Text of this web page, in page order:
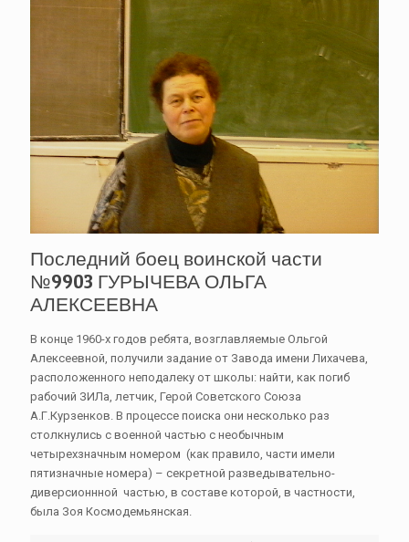
Последний боец воинской части
№9903 ГУРЫЧЕВА ОЛЬГА
АЛЕКСЕЕВНА
В конце 1960-х годов ребята, возглавляемые Ольгой
Алексеевной, получили задание от Завода имени Лихачева,
расположенного неподалеку от школы: найти, как погиб
рабочий ЗИЛа, летчик, Герой Советского Союза
А.Г.Курзенков. В процессе поиска они несколько раз
столкнулись с военной частью с необычным
четырехзначным номером (как правило, части имели
пятизначные номера) – секретной разведывательно-
диверсионнной частью, в составе которой, в частности,
была Зоя Космодемьянская.